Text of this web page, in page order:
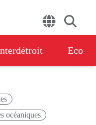
Eco
océaniques